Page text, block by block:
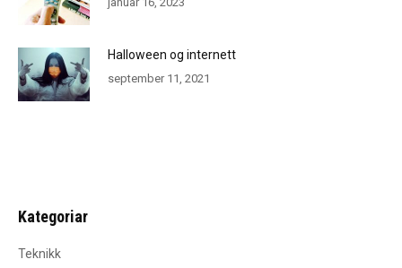
Halloween og internett
september 11, 2021
Kategoriar
Teknikk